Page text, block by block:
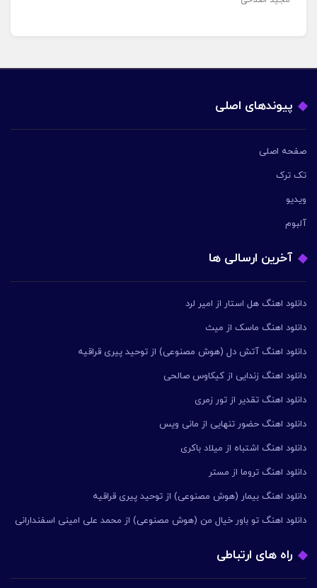
پیوندهای اصلی
صفحه اصلی
تک ترک
ویدیو
آلبوم
آخرین ارسالی ها
دانلود اهنگ هل استار از امیر لرد
دانلود اهنگ ماسک از میث
دانلود اهنگ آتش دل (هوش مصنوعی) از توحید پیری قراقیه
دانلود اهنگ زندایی از کیکاوس صالحی
دانلود اهنگ تقدیر از تور زمری
دانلود اهنگ حضور تنهایی از مانی ویس
دانلود اهنگ اشتباه از میلاد باکری
دانلود اهنگ تروما از مستر
دانلود اهنگ بیمار (هوش مصنوعی) از توحید پیری قراقیه
دانلود اهنگ تو باور خیال من (هوش مصنوعی) از محمد علی امینی اسفندارانی
راه های ارتباطی